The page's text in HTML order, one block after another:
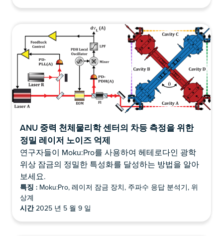
ANU 중력 천체물리학 센터의 차등 측정을 위한
정밀 레이저 노이즈 억제
연구자들이 Moku:Pro를 사용하여 헤테로다인 광학
위상 잠금의 정밀한 특성화를 달성하는 방법을 알아
보세요.
특징 : Moku:Pro, 레이저 잠금 장치, 주파수 응답 분석기, 위
상계
시간2025 년 5 월 9 일